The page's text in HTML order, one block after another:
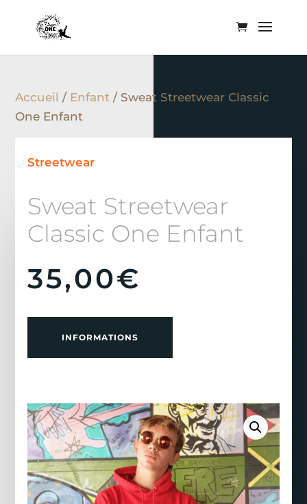
Accueil / Enfant / Sweat Streetwear Classic
One Enfant
Streetwear
Sweat Streetwear
Classic One Enfant
35,00€
INFORMATIONS